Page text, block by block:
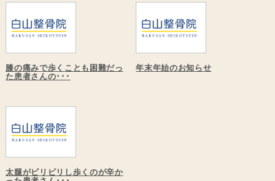
膝の痛みで歩くことも困難だっ
た患者さんの･･･
年末年始のお知らせ
太腿がビリビリし歩くのが辛か